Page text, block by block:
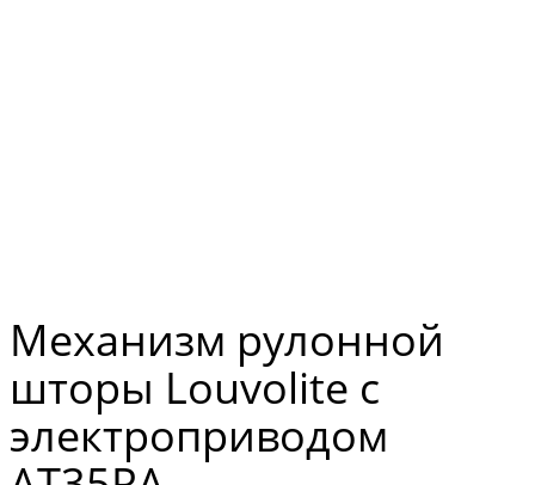
Механизм рулонной
шторы Louvolite с
электроприводом